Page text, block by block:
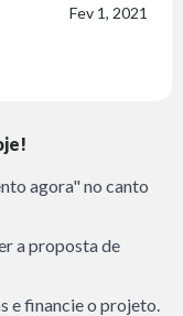
Fev 1, 2021
agora" no canto
a proposta de
e financie o projeto.